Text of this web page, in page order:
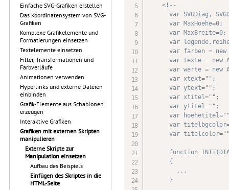
Einfache SVG-Grafiken erstellen
Das Koordinatensystem von SVG-
Grafiken
Komplexe Grafikelemente und
Formatierungen einsetzen
Textelemente einsetzen
Filter, Transformationen und
Farbverläufe
Animationen verwenden
Hyperlinks und externe Dateien
einbinden
Grafik-Elemente aus Schablonen
erzeugen
Interaktive Grafiken
Grafiken mit externen Skripten
manipulieren
Externe Skripte zur
Manipulation einsetzen
Aufbau des Beispiels
Einfügen des Skriptes in die
HTML-Seite
<!--
var SVGDiag,
      var MaxHoehe=0;
      var MaxBreite=0;
var
var farben = new
var texte = new
var werte = new
      var xtext="";
      var ytext="";
      var xtitel="";
      var ytitel="";
var
var
var
function
      {
        ...
      }